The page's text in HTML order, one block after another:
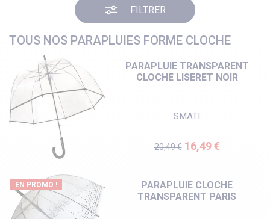
FILTRER
TOUS NOS PARAPLUIES FORME CLOCHE
PARAPLUIE TRANSPARENT
CLOCHE LISERET NOIR
SMATI
Prix de base
20,49 € Prix
16,49 €
PARAPLUIE CLOCHE
TRANSPARENT PARIS
EN PROMO !